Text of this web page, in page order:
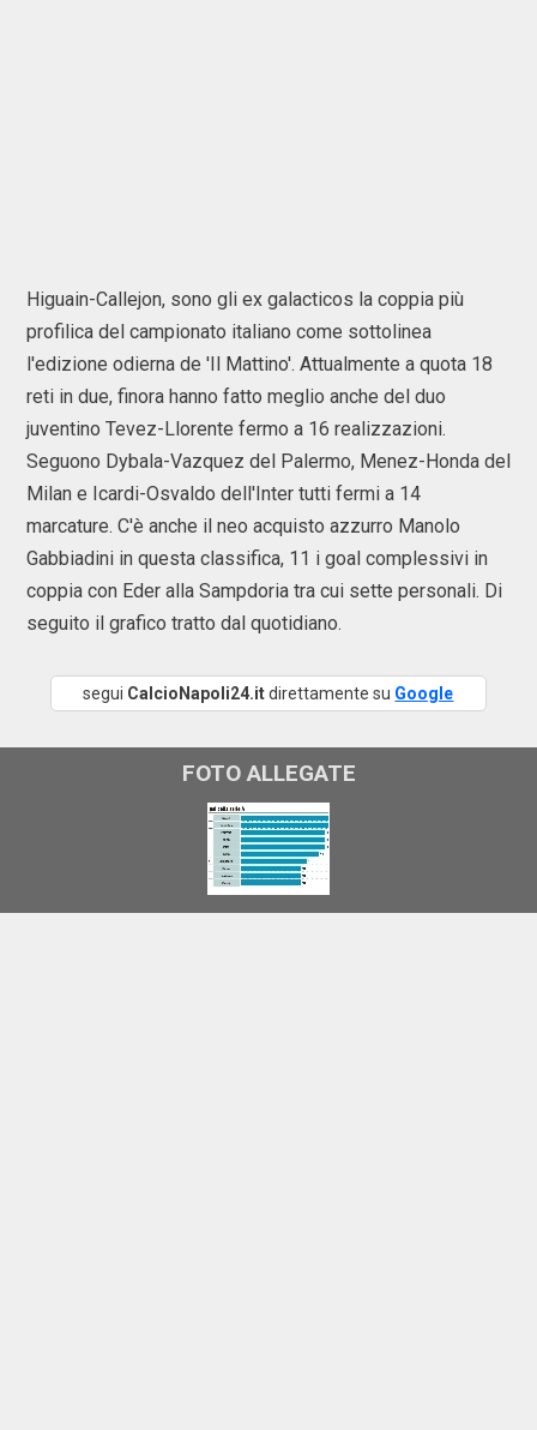
Higuain-Callejon, sono gli ex galacticos la coppia più
profilica del campionato italiano come sottolinea
l'edizione odierna de 'Il Mattino'. Attualmente a quota 18
reti in due, finora hanno fatto meglio anche del duo
juventino Tevez-Llorente fermo a 16 realizzazioni.
Seguono Dybala-Vazquez del Palermo, Menez-Honda del
Milan e Icardi-Osvaldo dell'Inter tutti fermi a 14
marcature. C'è anche il neo acquisto azzurro Manolo
Gabbiadini in questa classifica, 11 i goal complessivi in
coppia con Eder alla Sampdoria tra cui sette personali. Di
seguito il grafico tratto dal quotidiano.
segui CalcioNapoli24.itdirettamente su Google
FOTO ALLEGATE